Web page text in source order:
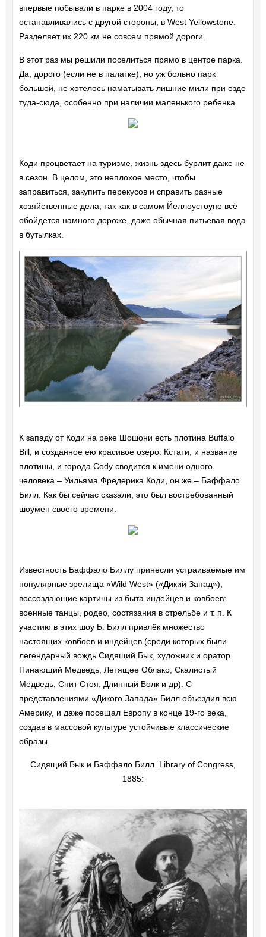
впервые побывали в парке в 2004 году, то
останавливались с другой стороны, в West Yellowstone.
Разделяет их 220 км не совсем прямой дороги.
В этот раз мы решили поселиться прямо в центре парка.
Да, дорого (если не в палатке), но уж больно парк
большой, не хотелось наматывать лишние мили при езде
туда-сюда, особенно при наличии маленького ребенка.
Коди процветает на туризме, жизнь здесь бурлит даже не
в сезон. В целом, это неплохое место, чтобы
заправиться, закупить перекусов и справить разные
хозяйственные дела, так как в самом Йеллоустоуне всё
обойдется намного дороже, даже обычная питьевая вода
в бутылках.
К западу от Коди на реке Шошони есть плотина Buffalo
Bill, и созданное ею красивое озеро. Кстати, и название
плотины, и города Cody сводится к имени одного
человека – Уильяма Фредерика Коди, он же – Баффало
Билл. Как бы сейчас сказали, это был востребованный
шоумен своего времени.
Известность Баффало Биллу принесли устраиваемые им
популярные зрелища «Wild West» («Дикий Запад»),
воссоздающие картины из быта индейцев и ковбоев:
военные танцы, родео, состязания в стрельбе и т. п. К
участию в этих шоу Б. Билл привлёк множество
настоящих ковбоев и индейцев (среди которых были
легендарный вождь Сидящий Бык, художник и оратор
Пинающий Медведь, Летящее Облако, Скалистый
Медведь, Спит Стоя, Длинный Волк и др). С
представлениями «Дикого Запада» Билл объездил всю
Америку, и даже посещал Европу в конце 19-го века,
создав в массовой культуре устойчивые классические
образы.
Сидящий Бык и Баффало Билл. Library of Congress,
1885: